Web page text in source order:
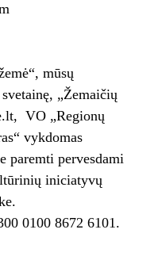
mūsų
„Žemaičių
VO „Regionų
vykdomas
paremti pervesdami
iniciatyvų
0100 8672 6101.